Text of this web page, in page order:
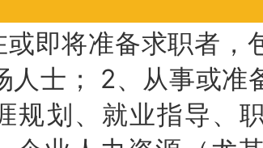
或即将准备求职者，
人士； 2、从事或准
规划、就业指导、